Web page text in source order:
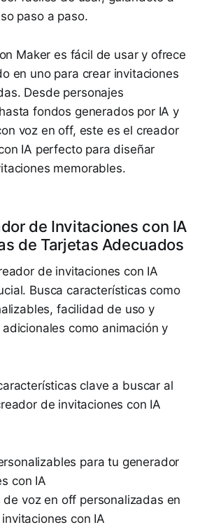
paso a paso.
Maker es fácil de usar y ofrece
en uno para crear invitaciones
Desde personajes
fondos generados por IA y
voz en off, este es el creador
IA perfecto para diseñar
memorables.
de Invitaciones con IA
de Tarjetas Adecuados
de invitaciones con IA
Busca características como
facilidad de uso y
como animación y
clave a buscar al
de invitaciones con IA
para tu generador
con IA
de voz en off personalizadas en
con IA